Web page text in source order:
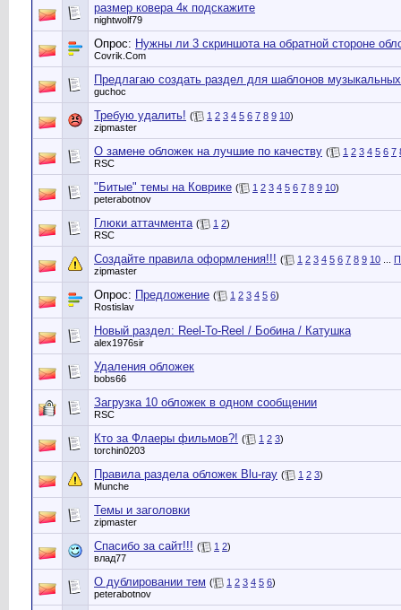
размер ковера 4к подскажите
nightwolf79
Опрос: Нужны ли 3 скриншота на обратной стороне
Сovrik.Com
Предлагаю создать раздел для шаблонов
guchoc
Требую удалить! ( 1 2 3 4 5 6 7 8 9 10)
zipmaster
О замене обложек на лучшие по качеству ( 1 2 3 4 5 6 7
RSC
"Битые" темы на Коврике ( 1 2 3 4 5 6 7 8 9 10)
peterabotnov
Глюки аттачмента ( 1 2)
RSC
Создайте правила оформления!!! ( 1 2 3 4 5 6 7 8 9 10
zipmaster
Опрос: Предложение ( 1 2 3 4 5 6)
Rostislav
Новый раздел: Reel-To-Reel / Бобина / Катушка
alex1976sir
Удаления обложек
bobs66
Загрузка 10 обложек в одном сообщении
RSC
Кто за Флаеры фильмов?! ( 1 2 3)
torchin0203
Правила раздела обложек Blu-ray ( 1 2 3)
Munche
Темы и заголовки
zipmaster
Спасибо за сайт!!! ( 1 2)
влад77
О дублировании тем ( 1 2 3 4 5 6)
peterabotnov